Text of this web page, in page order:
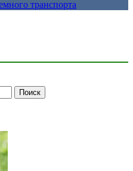
транспорта